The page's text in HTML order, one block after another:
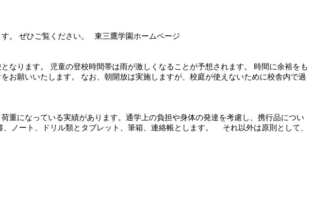
。 ぜひご覧ください。 東三鷹学園ホームページ
ります。 児童の登校時間帯は雨が激しくなることが予想されます。 時間に余裕をも
お願いいたします。 なお、朝開放は実施しますが、校庭が使えないために校舎内で過
重になっている実績があります。通学上の負担や身体の発達を考慮し、携行品につい
ノート、ドリル類とタブレット、筆箱、連絡帳とします。 それ以外は原則として、